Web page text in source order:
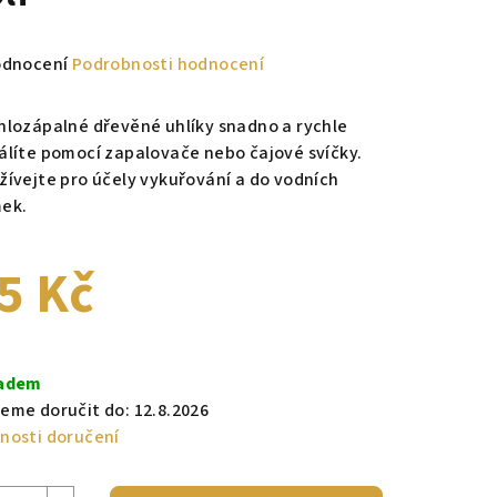
Podrobnosti hodnocení
dřevěné uhlíky snadno a rychle
pomocí zapalovače nebo čajové svíčky.
pro účely vykuřování a do vodních
Kč
doručit do: 12.8.2026
doručení